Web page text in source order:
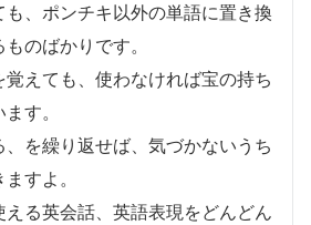
も、ポンチキ以外の単語に置き換
のばかりです。
えても、使わなければ宝の持ち
す。
を繰り返せば、気づかないうち
すよ。
える英会話、英語表現をどんどん